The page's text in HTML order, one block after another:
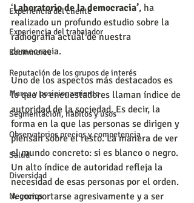
Experiencia del cliente
Experiencia del trabajador
Ecommerce
Reputación de los grupos de interés
Marca y posicionamiento
Segmentación, hábitos y usos
Observatorios precios y competencia
Salud
Diversidad
Negocios
‘Laboratorio de la democracia’, ha
realizado un profundo estudio sobre la
radiografía actual de nuestra
democracia.
Uno de los aspectos más destacados es
lo que lo encuestadores llaman índice de
autoridad de la sociedad. Es decir, la
forma en la que las personas se dirigen y
piensan sobre el resto. La manera de ver
el mundo concreto: si es blanco o negro.
Un alto índice de autoridad refleja la
necesidad de esas personas por el orden.
A comportarse agresivamente y a ser